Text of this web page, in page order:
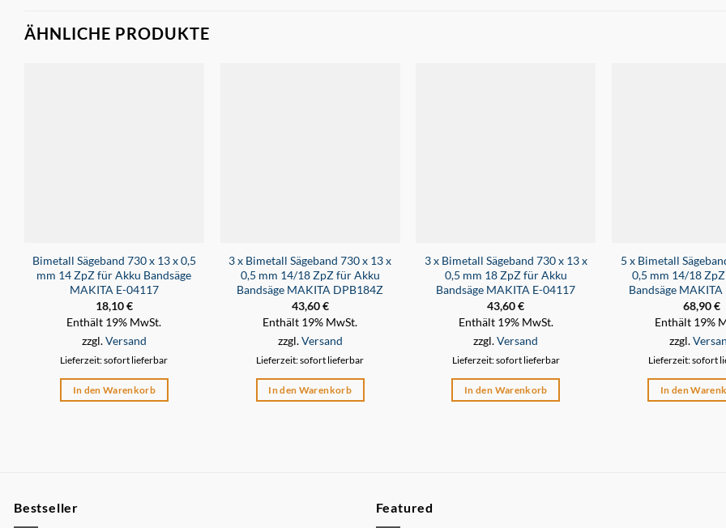
ÄHNLICHE PRODUKTE
Bimetall Sägeband 730 x 13 x 0,5
mm 14 ZpZ für Akku Bandsäge
MAKITA E-04117
18,10€
Enthält 19% MwSt.
zzgl.Versand
Lieferzeit: sofort lieferbar
In den Warenkorb
3 x Bimetall Sägeband 730 x 13 x
0,5 mm 14/18 ZpZ für Akku
Bandsäge MAKITA DPB184Z
43,60€
Enthält 19% MwSt.
zzgl.Versand
Lieferzeit: sofort lieferbar
In den Warenkorb
3 x Bimetall Sägeband 730 x 13 x
0,5 mm 18 ZpZ für Akku
Bandsäge MAKITA E-04117
43,60€
Enthält 19% MwSt.
zzgl.Versand
Lieferzeit: sofort lieferbar
In den Warenkorb
5 x Bimetall
0,5 mm 14/18
Bandsäge
68,90€
Enthält 19%
zzgl.
Lieferzeit: sofort
In den
Bestseller Featured